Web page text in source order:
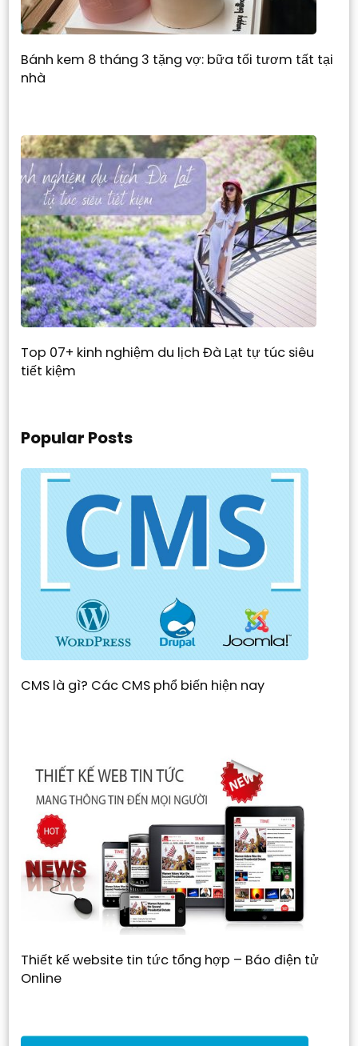
Bánh kem 8 tháng 3 tặng vợ: bữa tối tươm tất tại
nhà
Top 07+ kinh nghiệm du lịch Đà Lạt tự túc siêu
tiết kiệm
Popular Posts
CMS là gì? Các CMS phổ biến hiện nay
Thiết kế website tin tức tổng hợp – Báo điện tử
Online